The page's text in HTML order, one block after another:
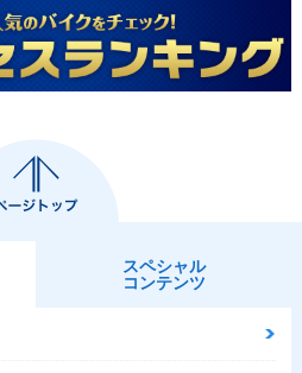
スペシャル
コンテンツ